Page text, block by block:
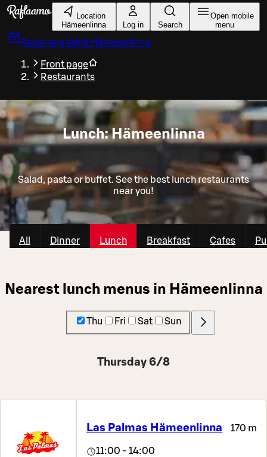
Skip to main content
Location
Hämeenlinna
Log in Search
Open mobile
menu
Reserve a table Hämeenlinna
Front page
Restaurants
Lunch: Hämeenlinna
Salad, pasta or buffet. See the best lunch restaurants
near you!
All Dinner Lunch Breakfast Cafes
Nearest lunch menus in Hämeenlinna
Thu Fri Sat Sun
Thursday 6/8
Las Palmas Hämeenlinna 170 m
11:00 - 14:00